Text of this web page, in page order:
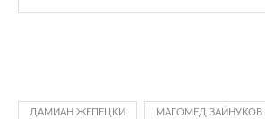
ДАМИАН ЖЕПЕЦКИ МАГОМЕД ЗАЙНУКОВ